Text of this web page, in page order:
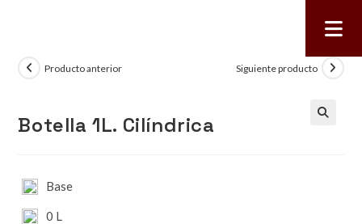
Producto anterior Siguiente producto
Botella 1L. Cilíndrica
Base
0 L